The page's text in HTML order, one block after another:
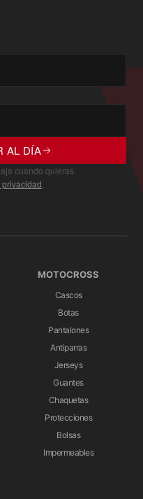
AL DÍA
cuando quieras.
.
MOTOCROSS
Cascos
Botas
Pantalones
Antiparras
Jerseys
Guantes
Chaquetas
Protecciones
Bolsas
Impermeables